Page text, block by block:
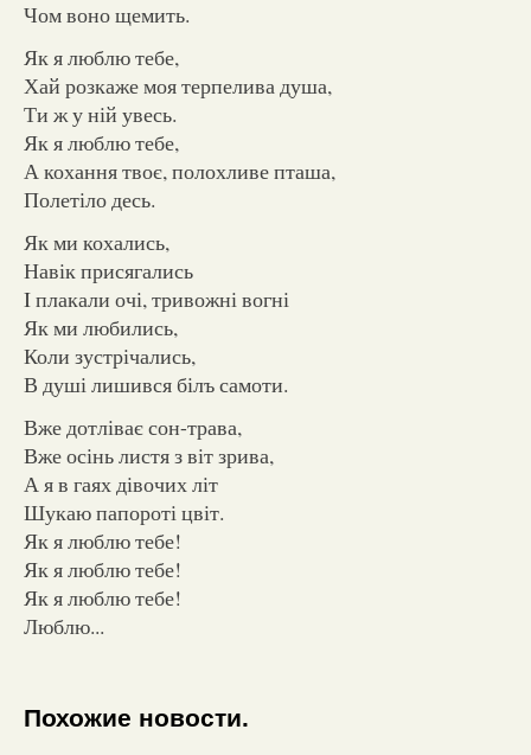
Чом воно щемить.
Як я люблю тебе,
Хай розкаже моя терпелива душа,
Ти ж у ній увесь.
Як я люблю тебе,
А кохання твоє, полохливе пташа,
Полетіло десь.
Як ми кохались,
Навік присягались
I плакали очі, тривожні вогні
Як ми любились,
Коли зустрічались,
В душі лишився білъ самоти.
Вже дотліває сон-трава,
Вже осінь листя з віт зрива,
А я в гаях дівочих літ
Шукаю папороті цвіт.
Як я люблю тебе!
Як я люблю тебе!
Як я люблю тебе!
Люблю...
Похожие новости.